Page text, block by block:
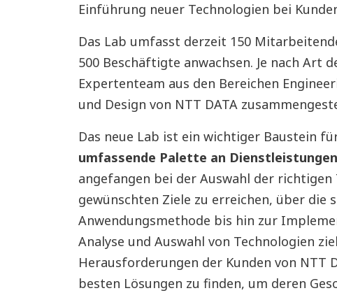
Einführung neuer Technologien bei
Das Lab umfasst derzeit 150
500 Beschäftigte anwachsen. Je nach Art
Expertenteam aus den Bereichen
und Design von NTT DATA
Das neue Lab ist ein wichtiger Baustein
umfassende Palette an Dienstleistungen
angefangen bei der Auswahl der richtigen
gewünschten Ziele zu erreichen, über die
Anwendungsmethode bis hin zur
Analyse und Auswahl von Technologien
Herausforderungen der Kunden von NTT
besten Lösungen zu finden, um deren